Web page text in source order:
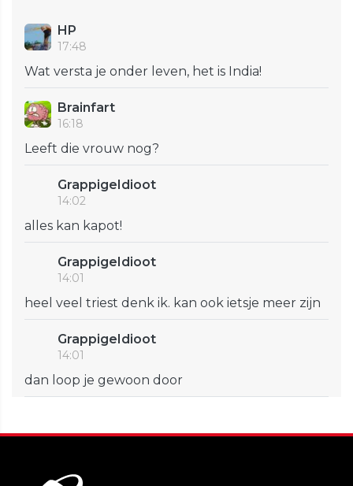
HP
17:48
Wat versta je onder leven, het is India!
Brainfart
16:18
Leeft die vrouw nog?
GrappigeIdioot
14:02
alles kan kapot!
GrappigeIdioot
14:01
heel veel triest denk ik. kan ook ietsje meer zijn
GrappigeIdioot
14:01
dan loop je gewoon door